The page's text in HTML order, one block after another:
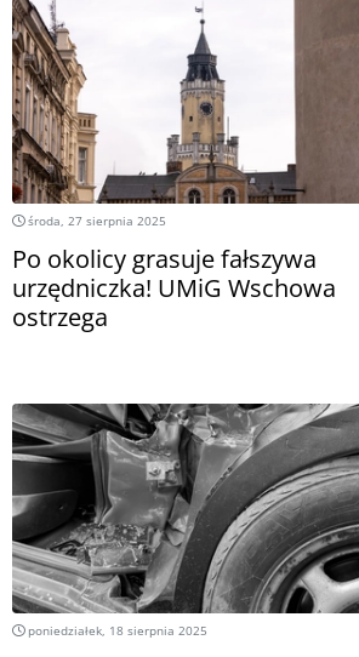
środa, 27 sierpnia 2025
Po okolicy grasuje fałszywa
urzędniczka! UMiG Wschowa
ostrzega
poniedziałek, 18 sierpnia 2025